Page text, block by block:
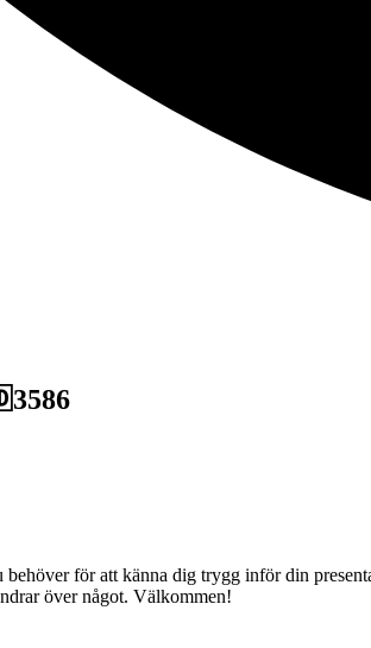
för att känna dig trygg inför din
över något. Välkommen!